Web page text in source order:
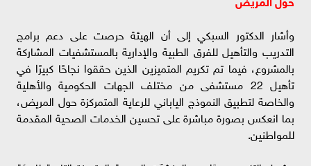
وأشار الدكتور السبكي إلى أن الهيئة حرصت على دعم برامج
التدريب والتأهيل للفرق الطبية والإدارية بالمستشفيات المشاركة
بالمشروع، فيما تم تكريم المتميزين الذين حققوا نجاحًا كبيرًا في
تأهيل 22 مستشفى من مختلف الجهات الحكومية والأهلية
والخاصة لتطبيق النموذج الياباني للرعاية المتمركزة حول المريض،
بما انعكس بصورة مباشرة على تحسين الخدمات الصحية المقدمة
للمواطنين.